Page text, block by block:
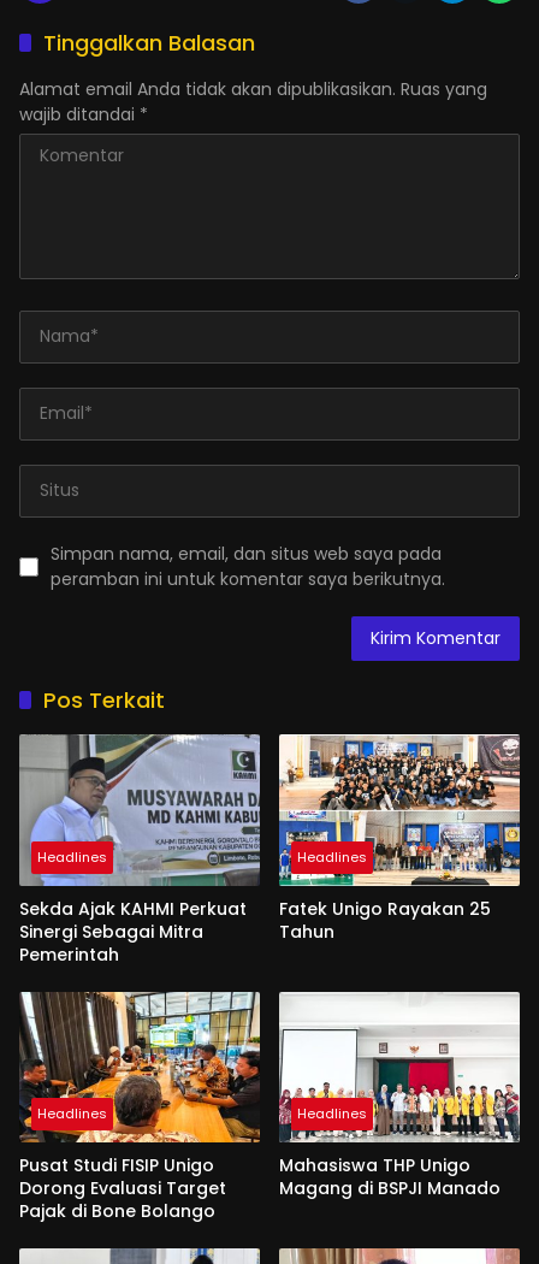
Tinggalkan Balasan
Alamat email Anda tidak akan dipublikasikan. Ruas yang
wajib ditandai *
Simpan nama, email, dan situs web saya pada
peramban ini untuk komentar saya berikutnya.
Pos Terkait
Headlines
Sekda Ajak KAHMI Perkuat
Sinergi Sebagai Mitra
Pemerintah
Headlines
Fatek Unigo Rayakan 25
Tahun
Headlines
Pusat Studi FISIP Unigo
Dorong Evaluasi Target
Pajak di Bone Bolango
Headlines
Mahasiswa THP Unigo
Magang di BSPJI Manado